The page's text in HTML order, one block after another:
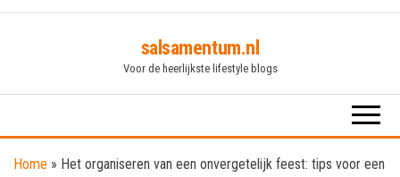
content
salsamentum.nl
Voor de heerlijkste lifestyle blogs
Home » Het organiseren van een onvergetelijk feest: tips voor een